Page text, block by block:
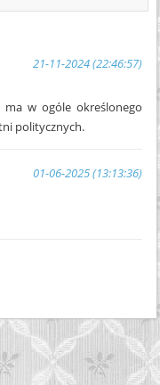
21-11-2024 (22:46:57)
ma w ogóle określonego
politycznych.
01-06-2025 (13:13:36)